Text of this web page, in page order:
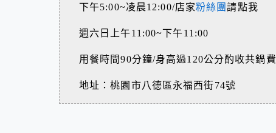
下午5:00~凌晨12:00/店家粉絲團請點我
週六日上午11:00~下午11:00
用餐時間90分鐘/身高過120公分酌收共鍋費
地址：桃園市八德區永福西街74號